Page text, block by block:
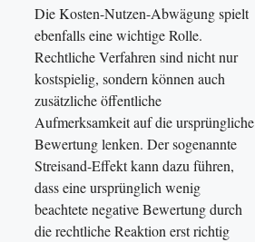
Die Kosten-Nutzen-Abwägung spielt
ebenfalls eine wichtige Rolle.
Rechtliche Verfahren sind nicht nur
kostspielig, sondern können auch
zusätzliche öffentliche
Aufmerksamkeit auf die ursprüngliche
Bewertung lenken. Der sogenannte
Streisand-Effekt kann dazu führen,
dass eine ursprünglich wenig
beachtete negative Bewertung durch
die rechtliche Reaktion erst richtig